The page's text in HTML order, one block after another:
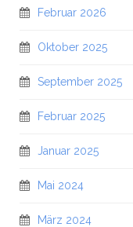
Februar 2026
Oktober 2025
September 2025
Februar 2025
Januar 2025
Mai 2024
März 2024